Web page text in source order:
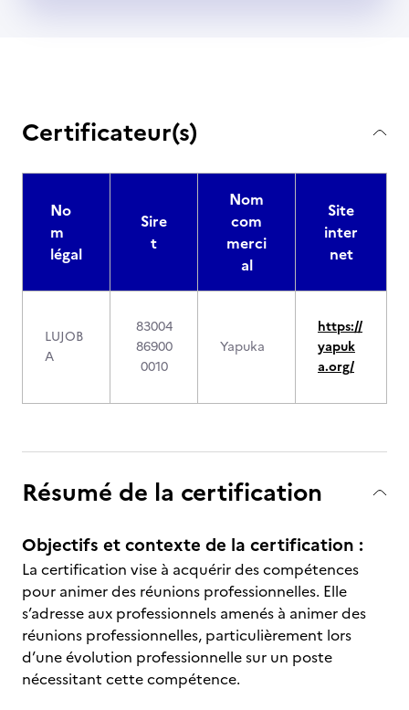
Certificateur(s)
No
m
légal
Sire
t
Nom
com
merci
al
Site
inter
net
LUJOB
A
83004
86900
0010
Yapuka
https://
yapuk
a.org/
Résumé de la certification
Objectifs et contexte de la certification :
La certification vise à acquérir des compétences
pour animer des réunions professionnelles. Elle
s’adresse aux professionnels amenés à animer des
réunions professionnelles, particulièrement lors
d’une évolution professionnelle sur un poste
nécessitant cette compétence.